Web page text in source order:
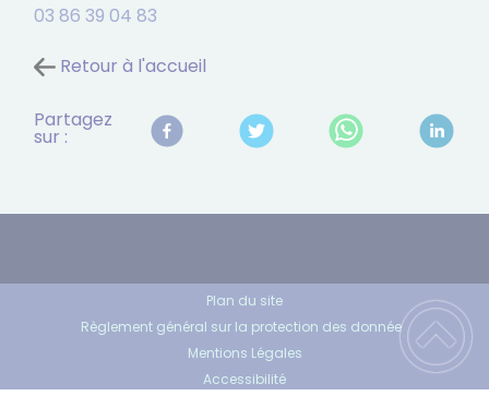
03 86 39 04 83
Retour à l'accueil
Partagez
sur :
Plan du site
Règlement général sur la protection des données
Mentions Légales
Accessibilité